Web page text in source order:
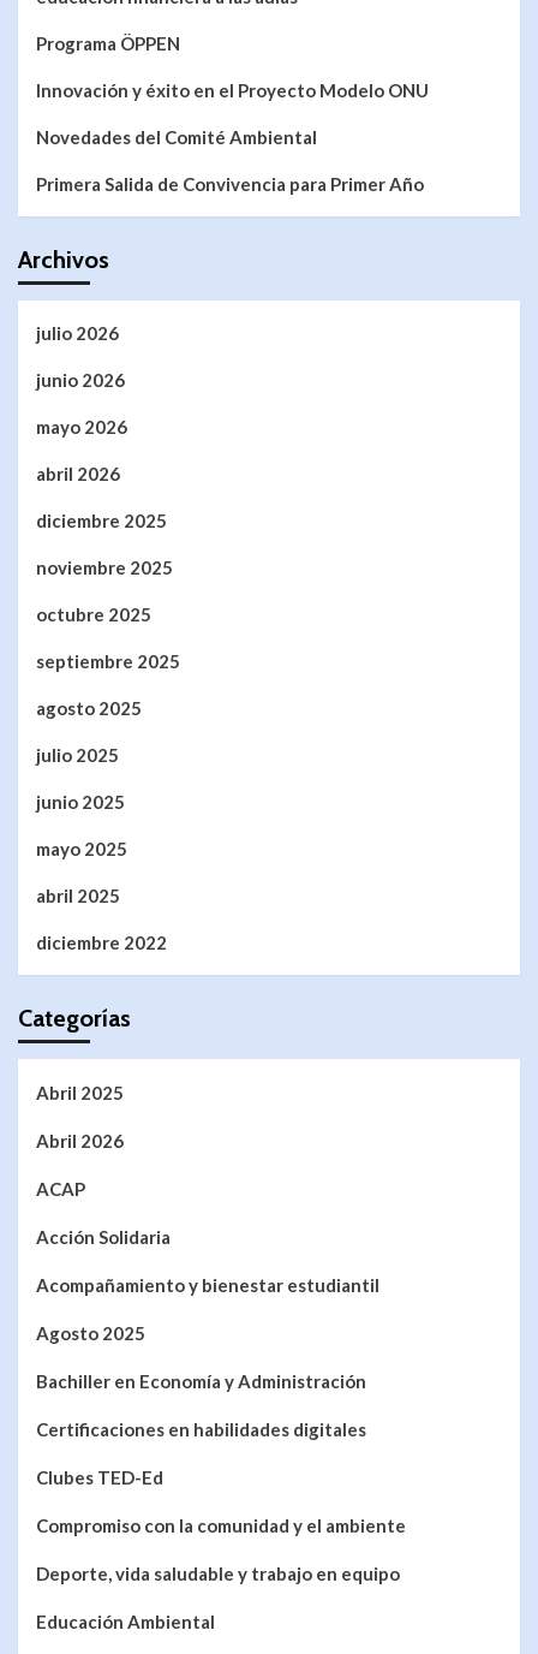
Programa ÖPPEN
Innovación y éxito en el Proyecto Modelo ONU
Novedades del Comité Ambiental
Primera Salida de Convivencia para Primer Año
Archivos
julio 2026
junio 2026
mayo 2026
abril 2026
diciembre 2025
noviembre 2025
octubre 2025
septiembre 2025
agosto 2025
julio 2025
junio 2025
mayo 2025
abril 2025
diciembre 2022
Categorías
Abril 2025
Abril 2026
ACAP
Acción Solidaria
Acompañamiento y bienestar estudiantil
Agosto 2025
Bachiller en Economía y Administración
Certificaciones en habilidades digitales
Clubes TED-Ed
Compromiso con la comunidad y el ambiente
Deporte, vida saludable y trabajo en equipo
Educación Ambiental